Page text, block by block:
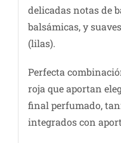
delicadas notas de
balsámicas, y
(lilas).
Perfecta
roja que aportan
final perfumado,
integrados con